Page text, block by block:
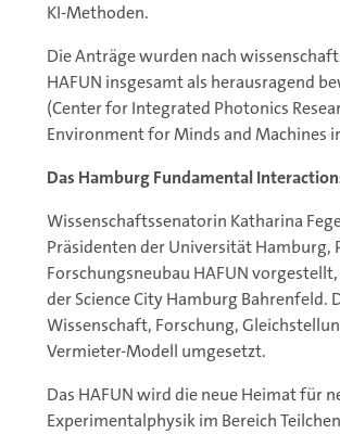
KI-Methoden.
Die Anträge wurden nach
HAFUN insgesamt als herausragend
(Center for Integrated Photonics
Environment for Minds and Machines
Das Hamburg Fundamental
Wissenschaftssenatorin Katharina
Präsidenten der Universität Hamburg,
Forschungsneubau HAFUN
der Science City Hamburg Bahrenfeld.
Wissenschaft, Forschung,
Vermieter-Modell umgesetzt.
Das HAFUN wird die neue Heimat für
Experimentalphysik im Bereich